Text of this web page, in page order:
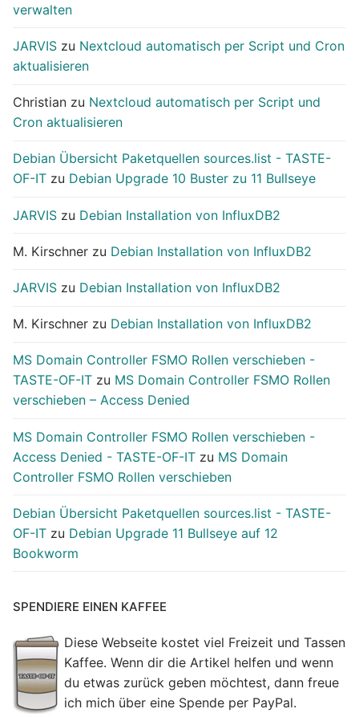
verwalten
JARVIS zu Nextcloud automatisch per Script und Cron
aktualisieren
Christian zu Nextcloud automatisch per Script und
Cron aktualisieren
Debian Übersicht Paketquellen sources.list - TASTE-
OF-IT zu Debian Upgrade 10 Buster zu 11 Bullseye
JARVIS zu Debian Installation von InfluxDB2
M. Kirschner zu Debian Installation von InfluxDB2
JARVIS zu Debian Installation von InfluxDB2
M. Kirschner zu Debian Installation von InfluxDB2
MS Domain Controller FSMO Rollen verschieben -
TASTE-OF-IT zu MS Domain Controller FSMO Rollen
verschieben – Access Denied
MS Domain Controller FSMO Rollen verschieben -
Access Denied - TASTE-OF-IT zu MS Domain
Controller FSMO Rollen verschieben
Debian Übersicht Paketquellen sources.list - TASTE-
OF-IT zu Debian Upgrade 11 Bullseye auf 12
Bookworm
SPENDIERE EINEN KAFFEE
Diese Webseite kostet viel Freizeit und Tassen
Kaffee. Wenn dir die Artikel helfen und wenn
du etwas zurück geben möchtest, dann freue
ich mich über eine Spende per PayPal.